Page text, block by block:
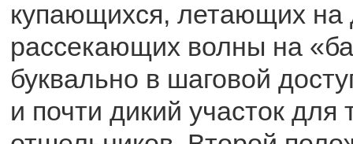
купающихся, летающих на
рассекающих волны на
буквально в шаговой
и почти дикий участок для